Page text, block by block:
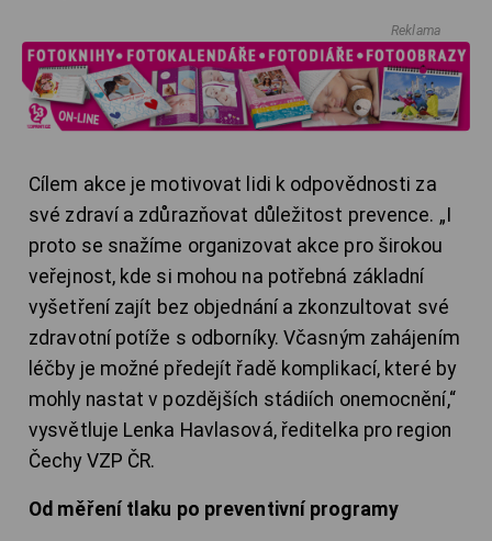
Reklama
Cílem akce je motivovat lidi k odpovědnosti za
své zdraví a zdůrazňovat důležitost prevence. „I
proto se snažíme organizovat akce pro širokou
veřejnost, kde si mohou na potřebná základní
vyšetření zajít bez objednání a zkonzultovat své
zdravotní potíže s odborníky. Včasným zahájením
léčby je možné předejít řadě komplikací, které by
mohly nastat v pozdějších stádiích onemocnění,“
vysvětluje Lenka Havlasová, ředitelka pro region
Čechy VZP ČR.
Od měření tlaku po preventivní programy